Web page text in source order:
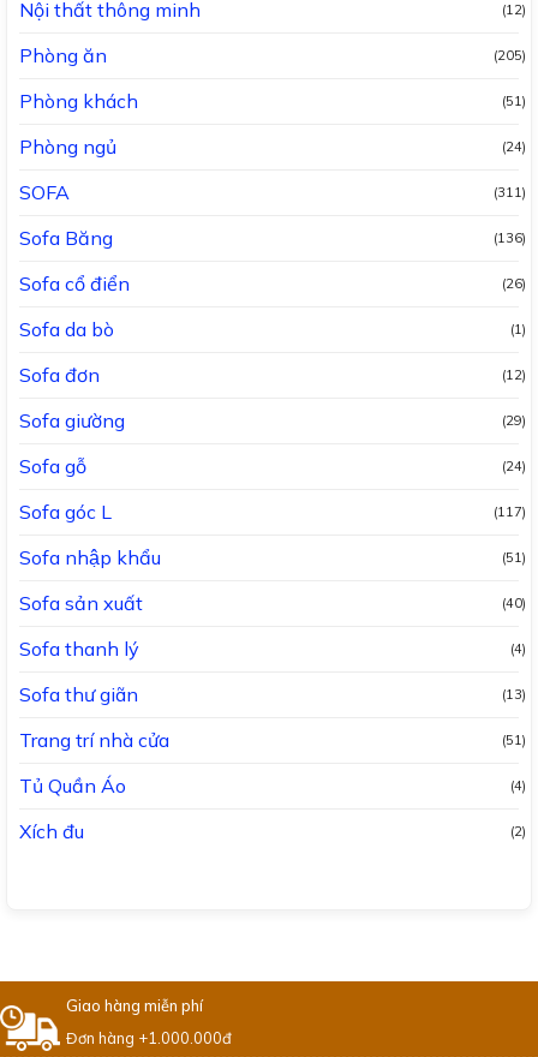
Nội thất thông minh (12)
Phòng ăn (205)
Phòng khách (51)
Phòng ngủ (24)
SOFA (311)
Sofa Băng (136)
Sofa cổ điển (26)
Sofa da bò (1)
Sofa đơn (12)
Sofa giường (29)
Sofa gỗ (24)
Sofa góc L (117)
Sofa nhập khẩu (51)
Sofa sản xuất (40)
Sofa thanh lý (4)
Sofa thư giãn (13)
Trang trí nhà cửa (51)
Tủ Quần Áo (4)
Xích đu (2)
Giao hàng miễn phí
Đơn hàng +1.000.000đ